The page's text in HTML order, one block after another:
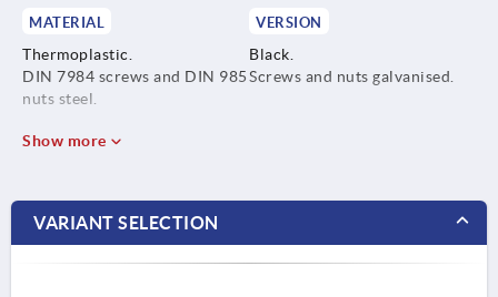
MATERIAL
Thermoplastic.
DIN 7984 screws and DIN 985
nuts steel.
VERSION
Black.
Screws and nuts galvanised.
Show more
VARIANT SELECTION